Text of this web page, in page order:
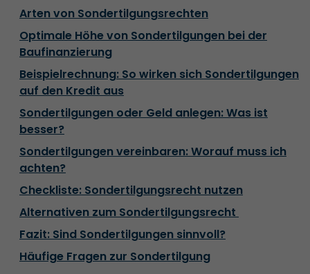
Arten von Sondertilgungsrechten
Optimale Höhe von Sondertilgungen bei der
Baufinanzierung
Beispielrechnung: So wirken sich Sondertilgungen
auf den Kredit aus
Sondertilgungen oder Geld anlegen: Was ist
besser?
Sondertilgungen vereinbaren: Worauf muss ich
achten?
Checkliste: Sondertilgungsrecht nutzen
Alternativen zum Sondertilgungsrecht
Fazit: Sind Sondertilgungen sinnvoll?
Häufige Fragen zur Sondertilgung